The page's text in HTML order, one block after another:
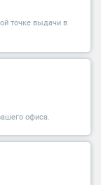
точке выдачи в
офиса.